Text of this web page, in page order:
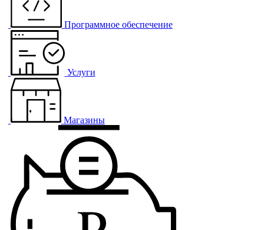
Программное обеспечение
Услуги
Магазины